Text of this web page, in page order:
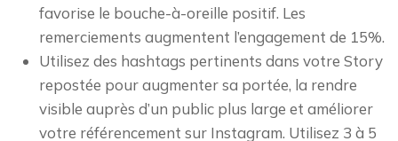
favorise le bouche-à-oreille positif. Les
remerciements augmentent l’engagement de 15%.
Utilisez des hashtags pertinents dans votre Story
repostée pour augmenter sa portée, la rendre
visible auprès d’un public plus large et améliorer
votre référencement sur Instagram. Utilisez 3 à 5